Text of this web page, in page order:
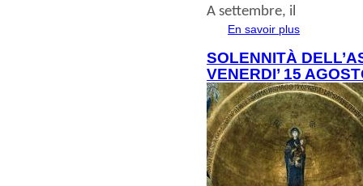
A settembre, il
En savoir plus
SOLENNITÀ
VENERDI’ 15